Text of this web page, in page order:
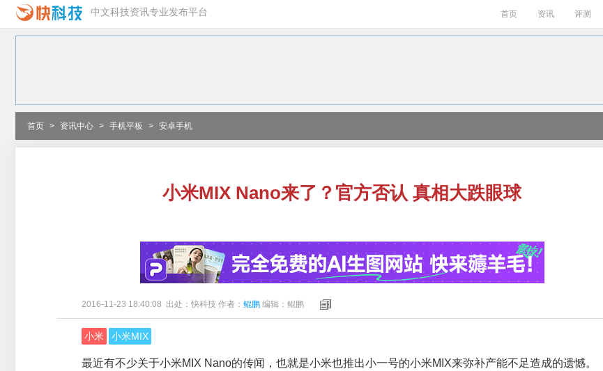
中文科技资讯专业发布平台 首页 资讯 评测
首页 > 资讯中心 > 手机平板 > 安卓手机
小米MIX Nano来了？官方否认 真相大跌眼球
2016-11-23 18:40:08 出处：快科技 作者： 鲲鹏 编辑：鲲鹏
小米 小米MIX
最近有不少关于小米MIX Nano的传闻，也就是小米也推出小一号的小米MIX来弥补产能不足造成的遗憾。